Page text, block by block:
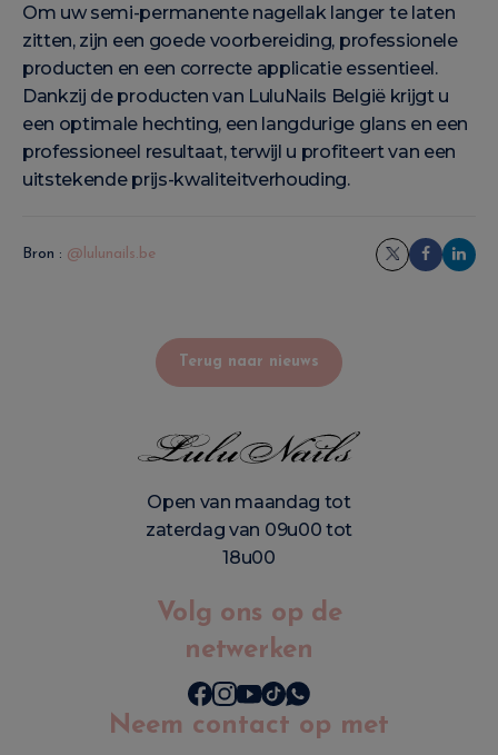
Om uw semi-permanente nagellak langer te laten
zitten, zijn een goede voorbereiding, professionele
producten en een correcte applicatie essentieel.
Dankzij de producten van LuluNails België krijgt u
een optimale hechting, een langdurige glans en een
professioneel resultaat, terwijl u profiteert van een
uitstekende prijs-kwaliteitverhouding.
Bron : @lulunails.be
Terug naar nieuws
Open van maandag tot
zaterdag van 09u00 tot
18u00
Volg ons op de
netwerken
Neem contact op met